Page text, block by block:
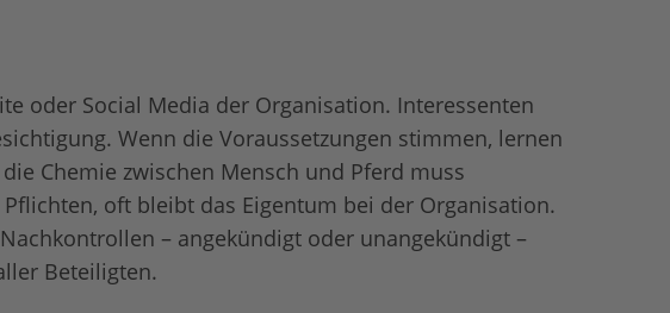
oder Social Media der Organisation. Interessenten
Wenn die Voraussetzungen stimmen, lernen
Chemie zwischen Mensch und Pferd muss
oft bleibt das Eigentum bei der Organisation.
– angekündigt oder unangekündigt –
Beteiligten.